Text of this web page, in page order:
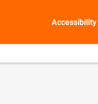
Accessibility